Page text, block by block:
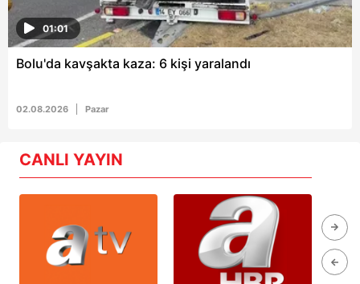
01:01
Bolu'da kavşakta kaza: 6 kişi yaralandı
02.08.2026 Pazar
CANLI YAYIN